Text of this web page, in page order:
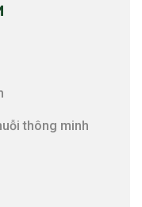
thông minh